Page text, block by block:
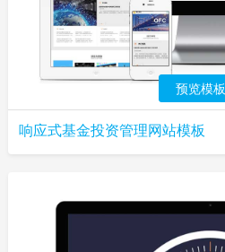
预览模板
响应式基金投资管理网站模板